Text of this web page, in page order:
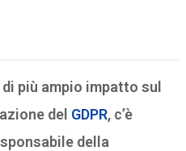
più ampio impatto sul
del GDPR, c’è
della